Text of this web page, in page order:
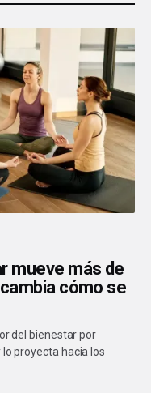
mueve más de
cómo se
del bienestar por
proyecta hacia los